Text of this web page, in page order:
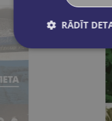
RĀDĪT